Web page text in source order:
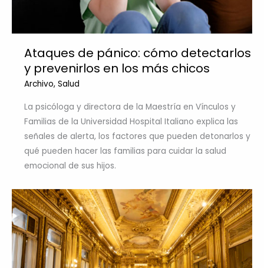
Ataques de pánico: cómo detectarlos
y prevenirlos en los más chicos
Archivo, Salud
La psicóloga y directora de la Maestría en Vínculos y
Familias de la Universidad Hospital Italiano explica las
señales de alerta, los factores que pueden detonarlos y
qué pueden hacer las familias para cuidar la salud
emocional de sus hijos.